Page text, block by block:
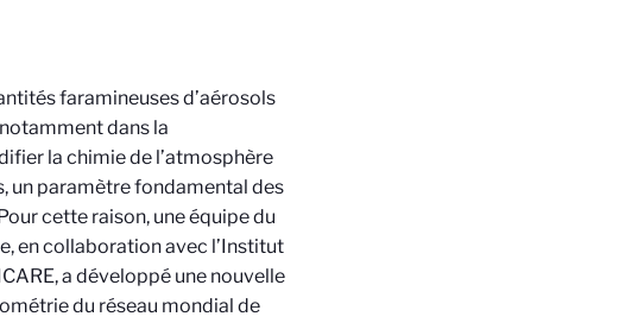
faramineuses d’aérosols
dans la
la chimie de l’atmosphère
un paramètre fondamental des
cette raison, une équipe du
en collaboration avec l’Institut
a développé une nouvelle
du réseau mondial de